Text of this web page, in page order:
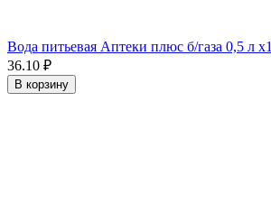
Вода питьевая Аптеки плюс б/газа 0,5 л x1
36.10 ₽
В корзину